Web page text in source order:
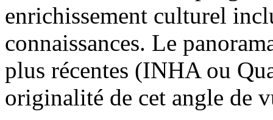
enrichissement culturel
connaissances. Le
plus récentes (INHA ou
originalité de cet angle de